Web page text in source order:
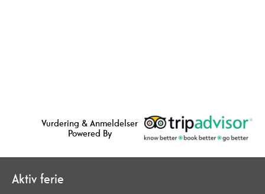
Vurdering & Anmeldelser
Powered By
Aktiv ferie